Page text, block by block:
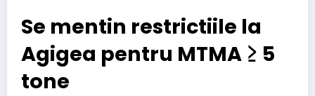
Se mentin restrictiile la
Agigea pentru MTMA ≥ 5
tone